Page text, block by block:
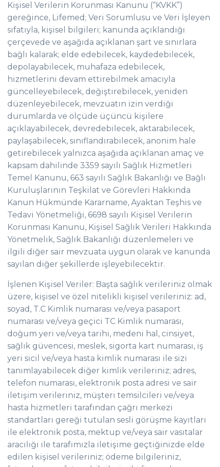
Kişisel Verilerin Korunması Kanunu (“KVKK”)
gereğince, Lifemed; Veri Sorumlusu ve Veri İşleyen
sıfatıyla, kişisel bilgileri; kanunda açıklandığı
çerçevede ve aşağıda açıklanan şart ve sınırlara
bağlı kalarak; elde edebilecek, kaydedebilecek,
depolayabilecek, muhafaza edebilecek,
hizmetlerini devam ettirebilmek amacıyla
güncelleyebilecek, değiştirebilecek, yeniden
düzenleyebilecek, mevzuatın izin verdiği
durumlarda ve ölçüde üçüncü kişilere
açıklayabilecek, devredebilecek, aktarabilecek,
paylaşabilecek, sınıflandırabilecek, anonim hale
getirebilecek yalnızca aşağıda açıklanan amaç ve
kapsam dahilinde 3359 sayılı Sağlık Hizmetleri
Temel Kanunu, 663 sayılı Sağlık Bakanlığı ve Bağlı
Kuruluşlarının Teşkilat ve Görevleri Hakkında
Kanun Hükmünde Kararname, Ayaktan Teşhis ve
Tedavi Yönetmeliği, 6698 sayılı Kişisel Verilerin
Korunması Kanunu, Kişisel Sağlık Verileri Hakkında
Yönetmelik, Sağlık Bakanlığı düzenlemeleri ve
ilgili diğer sair mevzuata uygun olarak ve kanunda
sayılan diğer şekillerde işleyebilecektir.
İşlenen Kişisel Veriler: Başta sağlık verileriniz olmak
üzere, kişisel ve özel nitelikli kişisel verileriniz: ad,
soyad, T.C Kimlik numarası ve/veya pasaport
numarası ve/veya geçici TC Kimlik numarası,
doğum yeri ve/veya tarihi, medeni hal, cinsiyet,
sağlık güvencesi, meslek, sigorta kart numarası, iş
yeri sicil ve/veya hasta kimlik numarası ile sizi
tanımlayabilecek diğer kimlik verileriniz; adres,
telefon numarası, elektronik posta adresi ve sair
iletişim verileriniz, müşteri temsilcileri ve/veya
hasta hizmetleri tarafından çağrı merkezi
standartları gereği tutulan sesli görüşme kayıtları
ile elektronik posta, mektup ve/veya sair vasıtalar
aracılığı ile tarafımızla iletişime geçtiğinizde elde
edilen kişisel verileriniz; ödeme bilgileriniz,